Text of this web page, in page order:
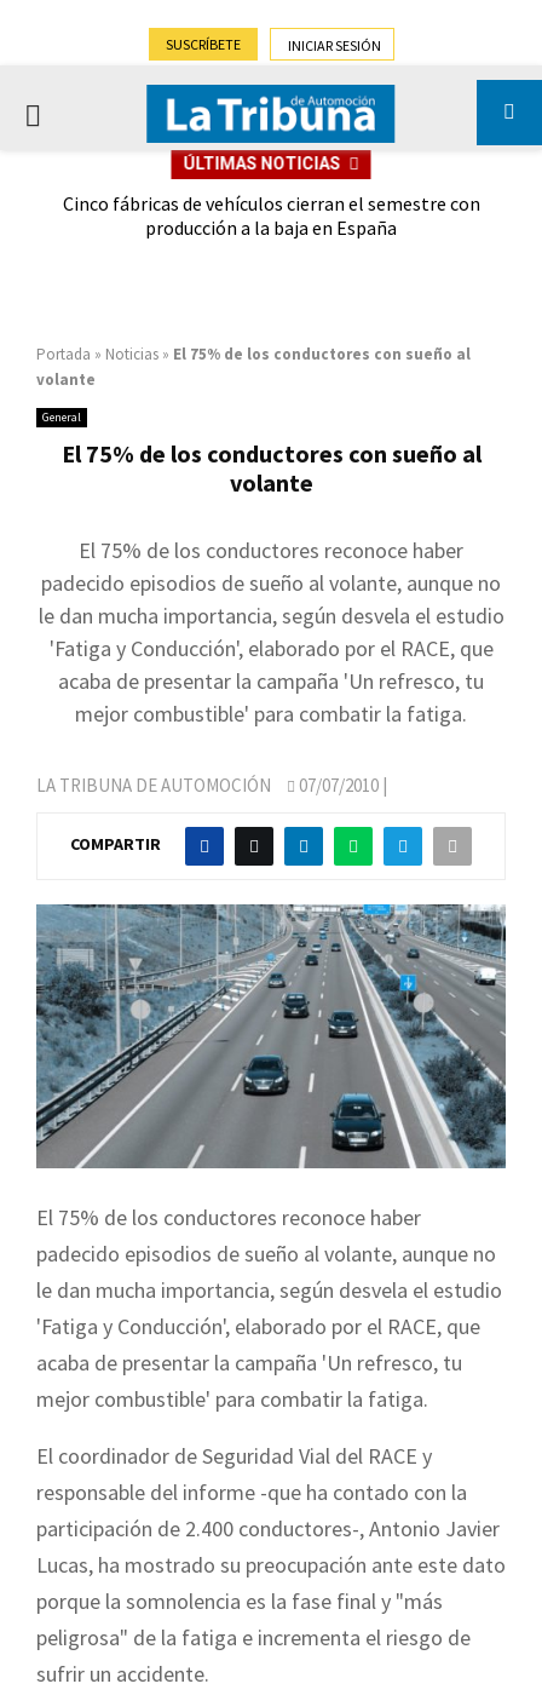
SUSCRÍBETE INICIAR SESIÓN
PRIMARY
ÚLTIMAS NOTICIAS
Cinco fábricas de vehículos cierran el semestre con
producción a la baja en España
Portada » Noticias » El 75% de los conductores con sueño al
volante
General
El 75% de los conductores con sueño al
volante
El 75% de los conductores reconoce haber
padecido episodios de sueño al volante, aunque no
le dan mucha importancia, según desvela el estudio
'Fatiga y Conducción', elaborado por el RACE, que
acaba de presentar la campaña 'Un refresco, tu
mejor combustible' para combatir la fatiga.
LA TRIBUNA DE AUTOMOCIÓN 07/07/2010 |
COMPARTIR
El 75% de los conductores reconoce haber
padecido episodios de sueño al volante, aunque no
le dan mucha importancia, según desvela el estudio
'Fatiga y Conducción', elaborado por el RACE, que
acaba de presentar la campaña 'Un refresco, tu
mejor combustible' para combatir la fatiga.
El coordinador de Seguridad Vial del RACE y
responsable del informe -que ha contado con la
participación de 2.400 conductores-, Antonio Javier
Lucas, ha mostrado su preocupación ante este dato
porque la somnolencia es la fase final y "más
peligrosa" de la fatiga e incrementa el riesgo de
sufrir un accidente.